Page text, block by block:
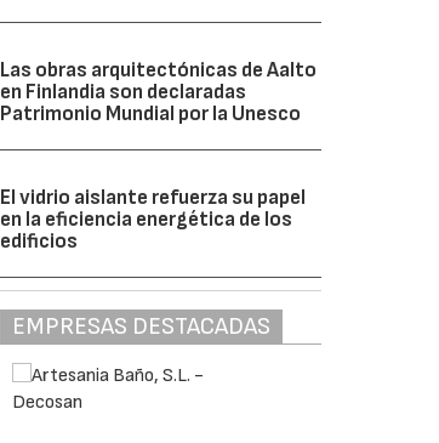
Las obras arquitectónicas de Aalto
en Finlandia son declaradas
Patrimonio Mundial por la Unesco
El vidrio aislante refuerza su papel
en la eficiencia energética de los
edificios
EMPRESAS DESTACADAS